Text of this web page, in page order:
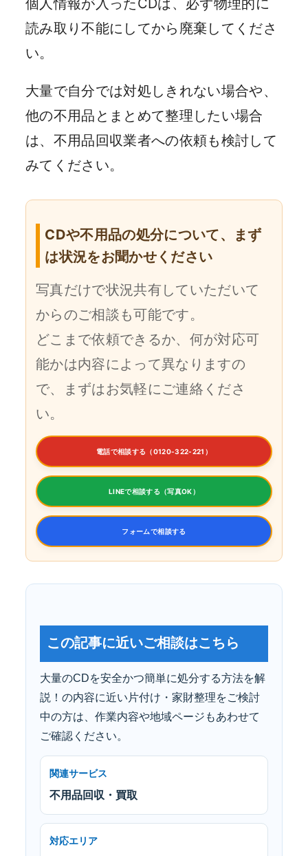
読み取り不能にしてから廃棄してくださ
い。
大量で自分では対処しきれない場合や、
他の不用品とまとめて整理したい場合
は、不用品回収業者への依頼も検討して
みてください。
CDや不用品の処分について、まず
は状況をお聞かせください
写真だけで状況共有していただいて
からのご相談も可能です。
どこまで依頼できるか、何が対応可
能かは内容によって異なりますの
で、まずはお気軽にご連絡くださ
い。
電話で相談する（0120-322-221）
LINEで相談する（写真OK）
フォームで相談する
この記事に近いご相談はこちら
大量のCDを安全かつ簡単に処分する方法を解
説！の内容に近い片付け・家財整理をご検討
中の方は、作業内容や地域ページもあわせて
ご確認ください。
関連サービス
不用品回収・買取
対応エリア